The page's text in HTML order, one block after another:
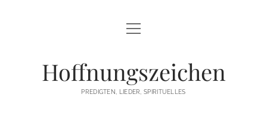
STARTSEITE
PREDIGTEN
TEXTE/PPP
Menü
öffnen
Hoffnungszeichen
PREDIGTEN, LIEDER, SPIRITUELLES